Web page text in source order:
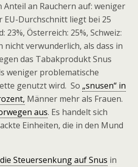
an Rauchern auf: weniger
EU-Durchschnitt liegt bei 25
23%, Österreich: 25%, Schweiz:
nicht verwunderlich, als dass in
das Tabakprodukt Snus
weniger problematische
genutzt wird. So „snusen“ in
Männer mehr als Frauen.
aus. Es handelt sich
Einheiten, die in den Mund
Steuersenkung auf Snus in